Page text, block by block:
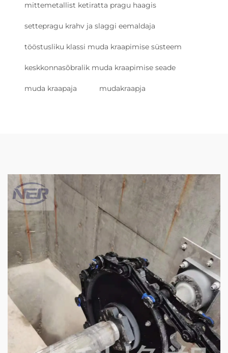
mittemetallist ketiratta pragu haagis
settepragu krahv ja slaggi eemaldaja
tööstusliku klassi muda kraapimise süsteem
keskkonnasõbralik muda kraapimise seade
muda kraapaja mudakraapja